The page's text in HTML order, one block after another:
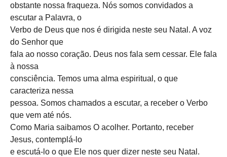
obstante nossa fraqueza. Nós somos convidados a
escutar a Palavra, o
Verbo de Deus que nos é dirigida neste seu Natal. A voz
do Senhor que
fala ao nosso coração. Deus nos fala sem cessar. Ele fala
à nossa
consciência. Temos uma alma espiritual, o que
caracteriza nessa
pessoa. Somos chamados a escutar, a receber o Verbo
que vem até nós.
Como Maria saibamos O acolher. Portanto, receber
Jesus, contemplá-lo
e escutá-lo o que Ele nos quer dizer neste seu Natal.